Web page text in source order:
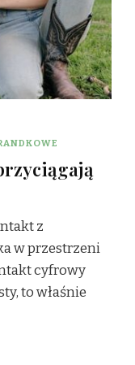
z
w przestrzeni
cyfrowy
to właśnie